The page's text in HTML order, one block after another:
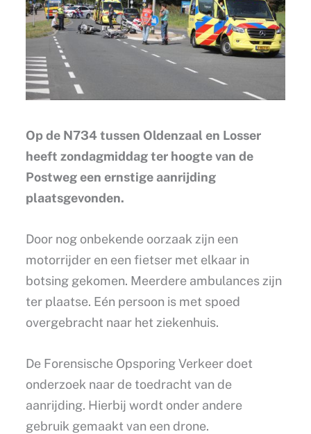
Op de N734 tussen Oldenzaal en Losser
heeft zondagmiddag ter hoogte van de
Postweg een ernstige aanrijding
plaatsgevonden.
Door nog onbekende oorzaak zijn een
motorrijder en een fietser met elkaar in
botsing gekomen. Meerdere ambulances zijn
ter plaatse. Eén persoon is met spoed
overgebracht naar het ziekenhuis.
De Forensische Opsporing Verkeer doet
onderzoek naar de toedracht van de
aanrijding. Hierbij wordt onder andere
gebruik gemaakt van een drone.